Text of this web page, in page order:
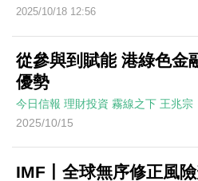
2025/10/18 12:56
從參與到賦能 港綠色金
優勢
今日信報 理財投資 霧線之下 王兆宗
2025/10/15
IMF丨全球無序修正風